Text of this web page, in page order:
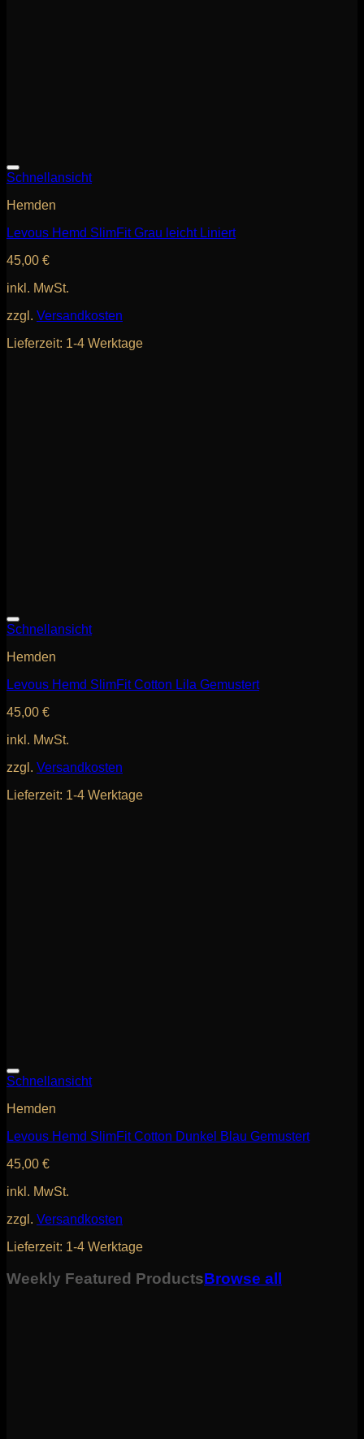
Schnellansicht
Hemden
Levous Hemd SlimFit Grau leicht Liniert
45,00 €
inkl. MwSt.
zzgl. Versandkosten
Lieferzeit: 1-4 Werktage
Schnellansicht
Hemden
Levous Hemd SlimFit Cotton Lila Gemustert
45,00 €
inkl. MwSt.
zzgl. Versandkosten
Lieferzeit: 1-4 Werktage
Schnellansicht
Hemden
Levous Hemd SlimFit Cotton Dunkel Blau Gemustert
45,00 €
inkl. MwSt.
zzgl. Versandkosten
Lieferzeit: 1-4 Werktage
Weekly Featured ProductsBrowse all